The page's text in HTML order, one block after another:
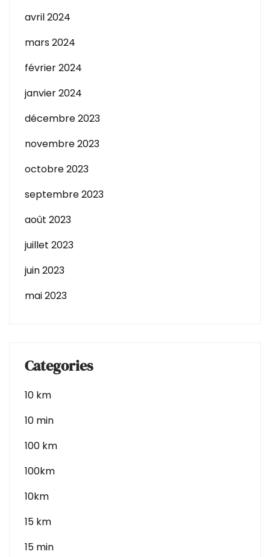
avril 2024
mars 2024
février 2024
janvier 2024
décembre 2023
novembre 2023
octobre 2023
septembre 2023
août 2023
juillet 2023
juin 2023
mai 2023
Categories
10 km
10 min
100 km
100km
10km
15 km
15 min